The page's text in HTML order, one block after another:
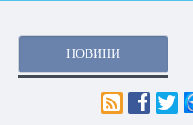
НОВИНИ